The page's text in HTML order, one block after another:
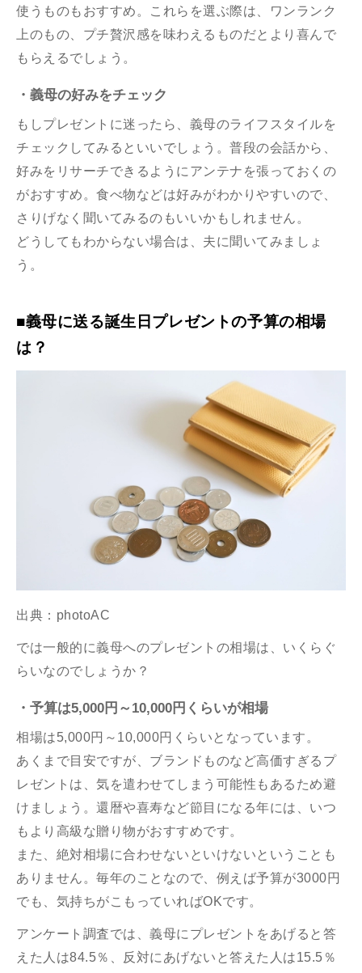
使うものもおすすめ。これらを選ぶ際は、ワンランク
上のもの、プチ贅沢感を味わえるものだとより喜んで
もらえるでしょう。
・義母の好みをチェック
もしプレゼントに迷ったら、義母のライフスタイルを
チェックしてみるといいでしょう。普段の会話から、
好みをリサーチできるようにアンテナを張っておくの
がおすすめ。食べ物などは好みがわかりやすいので、
さりげなく聞いてみるのもいいかもしれません。
どうしてもわからない場合は、夫に聞いてみましょ
う。
■義母に送る誕生日プレゼントの予算の相場
は？
出典：photoAC
では一般的に義母へのプレゼントの相場は、いくらぐ
らいなのでしょうか？
・予算は5,000円～10,000円くらいが相場
相場は5,000円～10,000円くらいとなっています。
あくまで目安ですが、ブランドものなど高価すぎるプ
レゼントは、気を遣わせてしまう可能性もあるため避
けましょう。還暦や喜寿など節目になる年には、いつ
もより高級な贈り物がおすすめです。
また、絶対相場に合わせないといけないということも
ありません。毎年のことなので、例えば予算が3000円
でも、気持ちがこもっていればOKです。
アンケート調査では、義母に プレゼントをあげると答
えた人は84.5％、反対にあげないと答えた人は15.5％